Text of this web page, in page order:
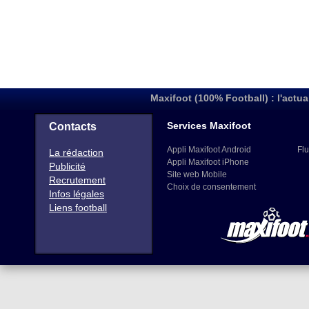
Maxifoot (100% Football) :
Contacts
La rédaction
Publicité
Recrutement
Infos légales
Liens football
Services Maxifoot
Appli Maxifoot Android
Appli Maxifoot iPhone
Site web Mobile
Choix de consentement